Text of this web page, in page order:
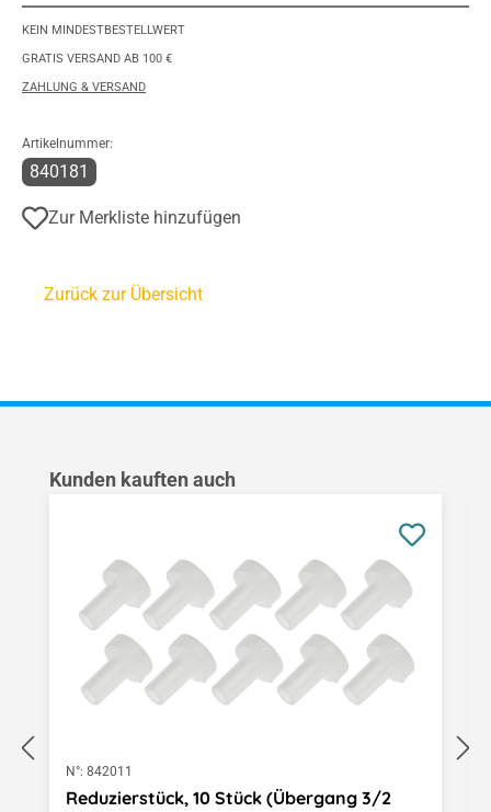
KEIN MINDESTBESTELLWERT
GRATIS VERSAND AB 100 €
ZAHLUNG & VERSAND
Artikelnummer:
840181
Zur Merkliste hinzufügen
Zurück zur Übersicht
Produktgalerie überspringen
Kunden kauften auch
N°: 842011
Reduzierstück, 10 Stück (Übergang 3/2